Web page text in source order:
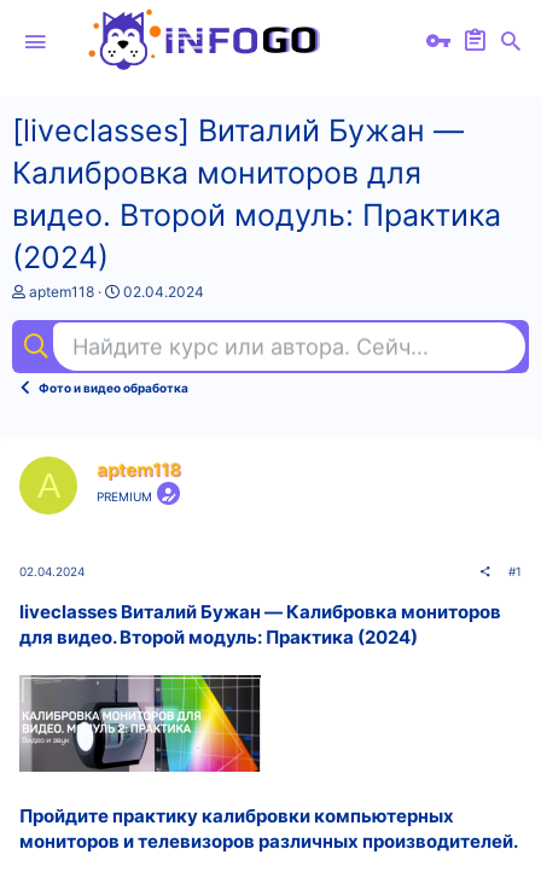
[liveclasses] Виталий Бужан ―
Калибровка мониторов для
видео. Второй модуль: Практика
(2024)
А
т
о
т
aptem118
Д
а
н
а
а
02.04.2024
Найдите курс или автора. Сейчас ищут
Фото и видео обработка
A aptem118
PREMIUM
02.04.2024 #1
liveclasses Виталий Бужан ― Калибровка мониторов
для видео. Второй модуль: Практика (2024)
Пройдите практику калибровки компьютерных
мониторов и телевизоров различных производителей.